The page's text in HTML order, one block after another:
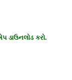
ડાઉનલોડ કરો.